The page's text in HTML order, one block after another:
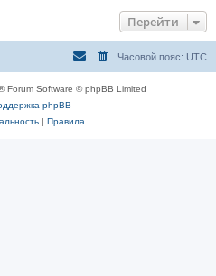
Перейти
Часовой пояс: UTC
Forum Software © phpBB Limited
phpBB
| Правила